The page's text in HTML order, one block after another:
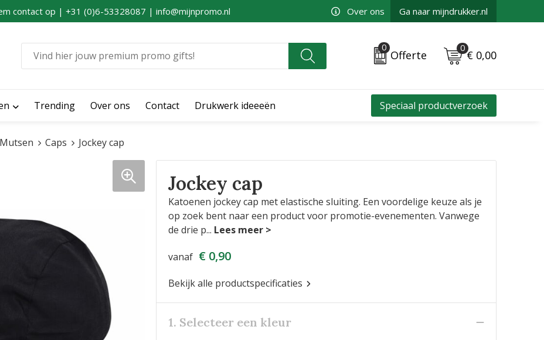
contact op | +31 (0)6-53328087 | info@mijnpromo.nl Over ons Ga naar mijndrukker.nl
0
Offerte
0
€ 0,00
Trending Over ons Contact Drukwerk ideeeën Speciaal productverzoek
Caps Jockey cap
Jockey cap
Katoenen jockey cap met elastische sluiting. Een voordelige keuze als je
op zoek bent naar een product voor promotie-evenementen. Vanwege
de drie p...
vanaf € 0,90
Bekijk alle productspecificaties
1. Selecteer een kleur